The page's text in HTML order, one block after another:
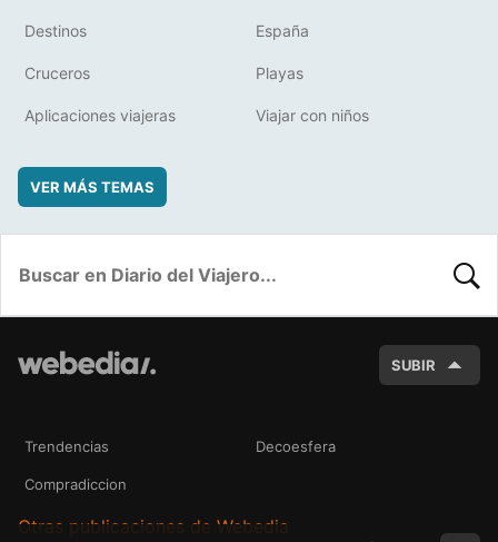
Destinos España
Cruceros Playas
Aplicaciones viajeras Viajar con niños
VER MÁS TEMAS
SUBIR
Trendencias Decoesfera
Compradiccion
Otras publicaciones de Webedia